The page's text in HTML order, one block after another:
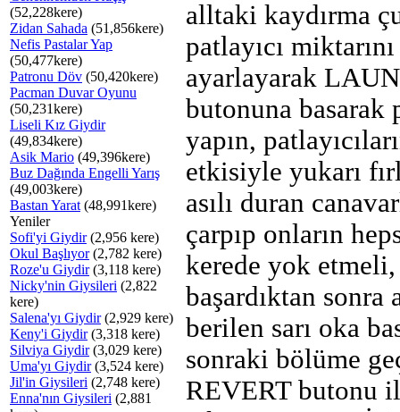
(52,228kere)
Zidan Sahada (51,856kere)
Nefis Pastalar Yap
(50,477kere)
Patronu Döv (50,420kere)
Pacman Duvar Oyunu
(50,231kere)
Liseli Kız Giydir
(49,834kere)
Asik Mario (49,396kere)
Buz Dağında Engelli Yarış
(49,003kere)
Bastan Yarat (48,991kere)
Yeniler
Sofi'yi Giydir(2,956 kere)
Okul Başlıyor(2,782 kere)
Roze'u Giydir(3,118 kere)
Nicky'nin Giysileri (2,822
kere)
Salena'yı Giydir(2,929 kere)
Keny'i Giydir(3,318 kere)
Silviya Giydir(3,029 kere)
Uma'yı Giydir(3,524 kere)
Jil'in Giysileri (2,748 kere)
Enna'nın Giysileri (2,881
alltaki kaydırma
patlayıcı miktarını
ayarlayarak
butonuna basarak
yapın,
etkisiyle yukarı
asılı duran
çarpıp onların
kerede yok
başardıktan sonra
berilen sarı oka
sonraki bölüme
REVERT butonu